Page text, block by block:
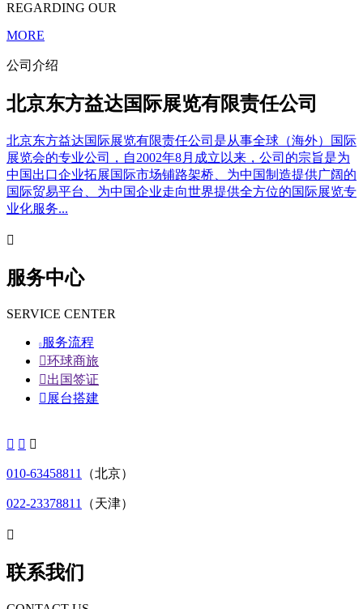
REGARDING OUR
MORE
公司介绍
北京东方益达国际展览有限责任公司
北京东方益达国际展览有限责任公司是从事全球（海外）国际
展览会的专业公司，自2002年8月成立以来，公司的宗旨是为
中国出口企业拓展国际市场铺路架桥、为中国制造提供广阔的
国际贸易平台、为中国企业走向世界提供全方位的国际展览专
业化服务...

服务中心
SERVICE CENTER
 服务流程
环球商旅
出国签证
 展台搭建
  
010-63458811 （北京）
022-23378811 （天津）

联系我们